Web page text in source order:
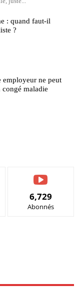
: quand faut-il
?
employeur ne peut
congé maladie
6,729
Abonnés